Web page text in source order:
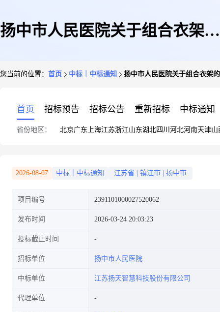
扬中市人民医院关于组合衣架的
您当前的位置： 首页 中标｜中标通知 扬中市人民医院关于组合衣架
首页 招标预告 招标公告 重新招标 中标通知
省份地区： 北京广东 上海江苏浙江山东湖北四川 河北河南天津山
2026-08-07 中标｜中标通知 江苏省 镇江市 扬中市
项目编号 2391101000027520062
发布时间 2026-03-24 20:03:23
投标截止时间
招标单位 扬中市人民医院
中标单位 江苏扬天智慧科技股份有限公司
代理单位